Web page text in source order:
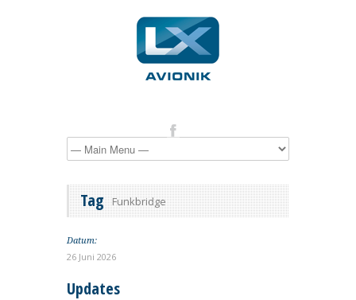
Tag Funkbridge
Datum:
26 Juni 2026
Updates